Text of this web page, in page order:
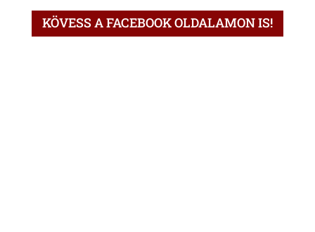
KÖVESS A FACEBOOK OLDALAMON IS!